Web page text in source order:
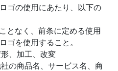
ゴの使用にあたり、以下の
となく、前条に定める使用
ゴを使用すること。
、加工、改変
の商品名、サービス名、商